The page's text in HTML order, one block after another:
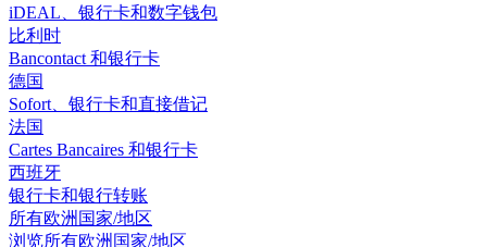
iDEAL、银行卡和数字钱包
比利时
Bancontact 和银行卡
德国
Sofort、银行卡和直接借记
法国
Cartes Bancaires 和银行卡
西班牙
银行卡和银行转账
所有欧洲国家/地区
浏览所有欧洲国家/地区